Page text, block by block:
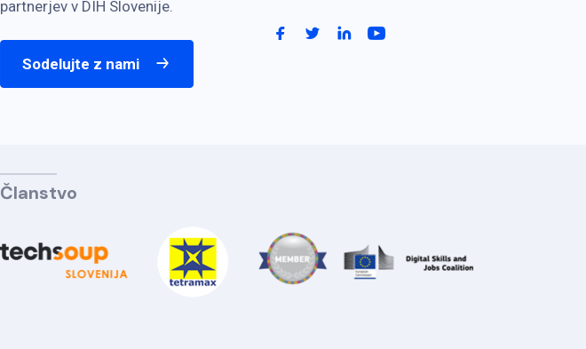
partnerjev v DIH Slovenije.
Sodelujte z nami
Članstvo